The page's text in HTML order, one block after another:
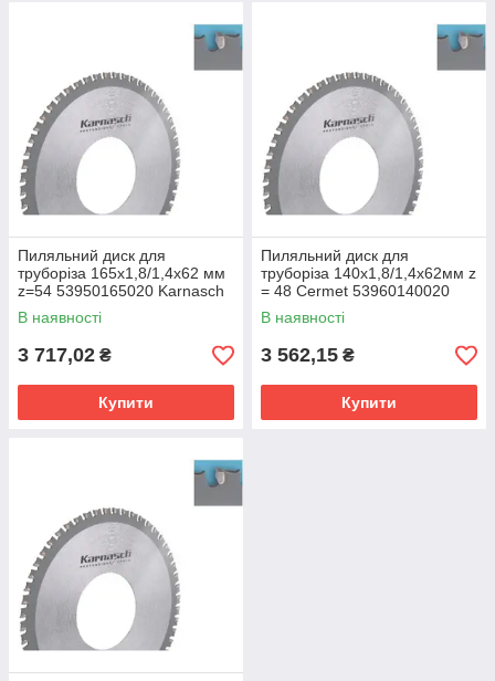
Пиляльний диск для
труборіза 165х1,8/1,4х62 мм
z=54 53950165020 Karnasch
В наявності
3 717,02 ₴
Купити
Пиляльний диск для
труборіза 140х1,8/1,4х62мм z
= 48 Cermet 53960140020
Karnasch
В наявності
3 562,15 ₴
Купити